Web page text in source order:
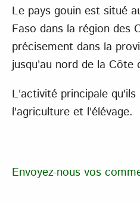
Le pays gouin est situé
Faso dans la région des
précisement dans la
jusqu'au nord de la Côte
L'activité principale
l'agriculture et l'élévage.
Envoyez-nous vos